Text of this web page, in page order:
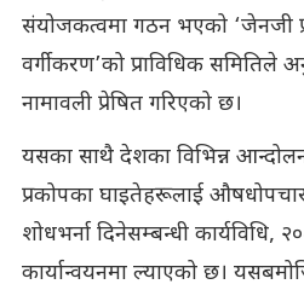
संयोजकत्वमा गठन भएको ‘जेनजी
वर्गीकरण’को प्राविधिक समितिले
नामावली प्रेषित गरिएको छ।
यसका साथै देशका विभिन्न आन्दोलन,
प्रकोपका घाइतेहरूलाई
शोधभर्ना दिनेसम्बन्धी कार्यविधि,
कार्यान्वयनमा ल्याएको छ।